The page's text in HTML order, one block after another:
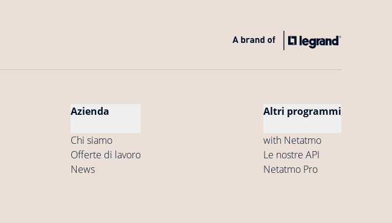
Azienda
Chi siamo
Offerte di lavoro
News
Altri programmi
with Netatmo
Le nostre API
Netatmo Pro